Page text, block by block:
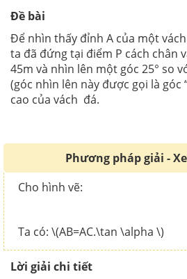
Đề bài
Để nhìn thấy đỉnh A của một
ta đã đứng tại điểm P cách chân
45m và nhìn lên một góc 25° so
(góc nhìn lên này được gọi là góc
cao của vách đá.
Phương pháp giải -
Cho hình vẽ:
Ta có: \(AB=AC.\tan \alpha \)
Lời giải chi tiết